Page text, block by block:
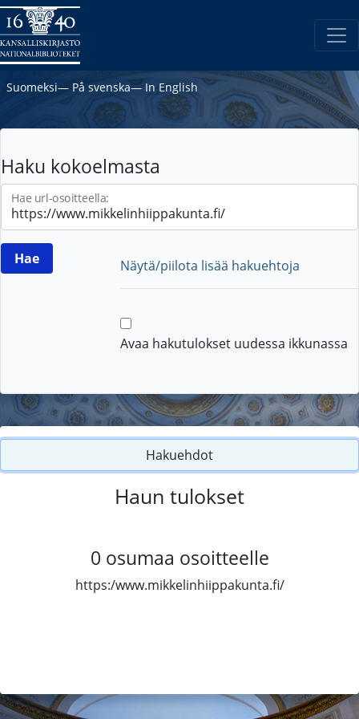
Suomeksi― På svenska― In English
Haku kokoelmasta
Hae url-osoitteella:
Näytä/piilota lisää hakuehtoja
Avaa hakutulokset uudessa ikkunassa
Hakuehdot
Haun tulokset
0 osumaa osoitteelle
https:/www.mikkelinhiippakunta.fi/